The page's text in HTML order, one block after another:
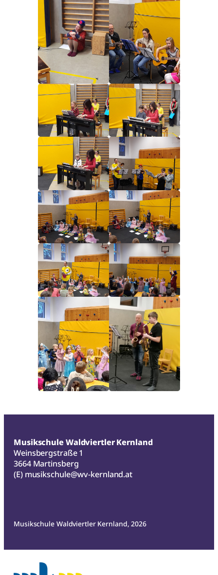
Musikschule Waldviertler Kernland
Weinsbergstraße 1
3664 Martinsberg
(E) musikschule@wv-kernland.at
Musikschule Waldviertler Kernland, 2026